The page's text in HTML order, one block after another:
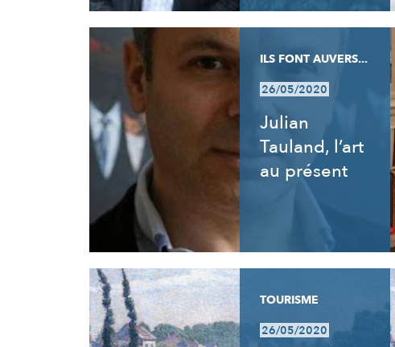
ILS FONT AUVERS...
26/05/2020
Julian
Tauland, l’art
au présent
TOURISME
26/05/2020